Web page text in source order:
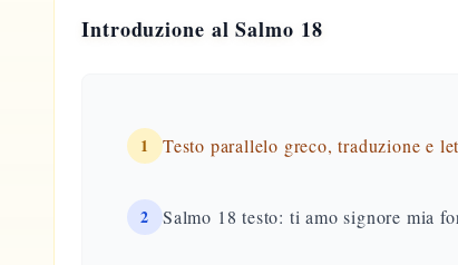
Introduzione al Salmo 18
1 Testo parallelo greco, traduzione e
2 Salmo 18 testo: ti amo signore mia